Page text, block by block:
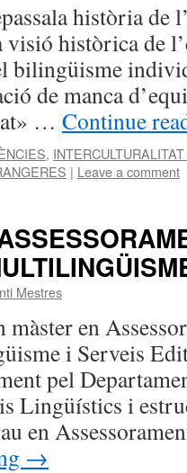
història
visió històrica de
bilingüisme
de manca
… Continue
,
| Leave a comment
Mestres
en
i Serveis
pel
Lingüístics i
en
→